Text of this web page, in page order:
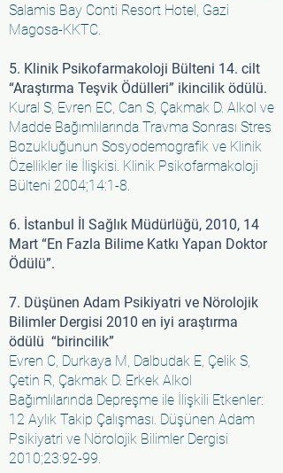
Salamis Bay Conti Resort Hotel, Gazi
Magosa-KKTC.
5. Klinik Psikofarmakoloji Bülteni 14. cilt
“Araştırma Teşvik Ödülleri” ikincilik ödülü.
Kural S, Evren EC, Can S, Çakmak D. Alkol ve
Madde Bağımlılarında Travma Sonrası Stres
Bozukluğunun Sosyodemografik ve Klinik
Özellikler ile İlişkisi. Klinik Psikofarmakoloji
Bülteni 2004;14:1-8.
6. İstanbul İl Sağlık Müdürlüğü, 2010, 14
Mart “En Fazla Bilime Katkı Yapan Doktor
Ödülü”.
7. Düşünen Adam Psikiyatri ve Nörolojik
Bilimler Dergisi 2010 en iyi araştırma
ödülü “birincilik”
Evren C, Durkaya M, Dalbudak E, Çelik S,
Çetin R, Çakmak D. Erkek Alkol
Bağımlılarında Depreşme ile İlişkili Etkenler:
12 Aylık Takip Çalışması. Düşünen Adam
Psikiyatri ve Nörolojik Bilimler Dergisi
2010;23:92-99.